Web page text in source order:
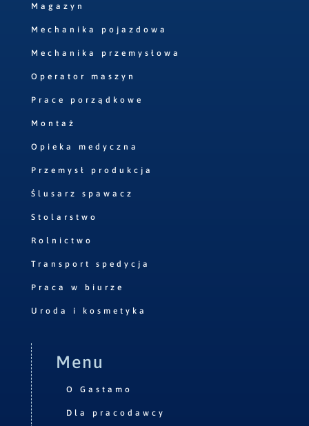
Magazyn
Mechanika pojazdowa
Mechanika przemysłowa
Operator maszyn
Prace porządkowe
Montaż
Opieka medyczna
Przemysł produkcja
Ślusarz spawacz
Stolarstwo
Rolnictwo
Transport spedycja
Praca w biurze
Uroda i kosmetyka
Menu
O Gastamo
Dla pracodawcy